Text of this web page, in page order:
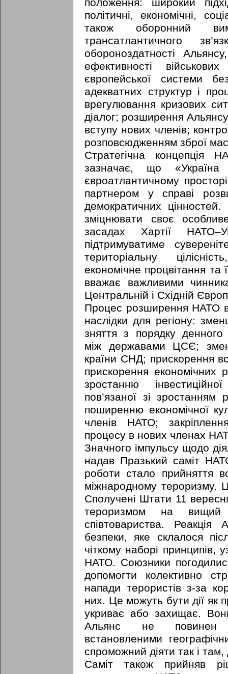
положення: широкий
політичні, економічні,
також оборонний
трансатлантичного
обороноздатності
ефективності
європейської системи
адекватних структур і
врегулювання кризових
діалог; розширення
вступу нових членів;
розповсюдженням зброї
Стратегічна
зазначає, що
євроатлантичному
партнером у справі
демократичних
зміцнювати своє
засадах Хартії
підтримуватиме
територіальну
економічне процвітання
вважає важливими
Центральній і Східній
Процес розширення НАТО
наслідки для регіону:
зняття з порядку денного
між державами ЦСЄ;
країни СНД; прискорення
прискорення
зростанню
пов’язаної зі
поширенню економічної
членів НАТО;
процесу в нових членах
Значного імпульсу щодо
надав Празький саміт
роботи стало прийняття
міжнародному тероризму.
Сполучені Штати 11
тероризмом на вищий
співтовариства.
безпеки, яке склалося
чіткому наборі принципів,
НАТО. Союзники
допомогти колективно
напади терористів з-за
них. Це можуть бути дії як
укриває або захищає.
Альянс не повинен
встановленими
спроможний діяти так і там,
Саміт також прийняв